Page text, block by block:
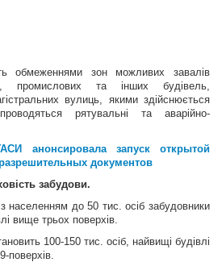
обмеженнями зон можливих завалів
промислових та інших будівель,
вулиць, якими здійснюється
рятувальні та аварійно-
анонсировала запуск открытой
документов
забудови.
до 50 тис. осіб забудовники
вище трьох поверхів.
100-150 тис. осіб, найвищі будівлі
поверхів.